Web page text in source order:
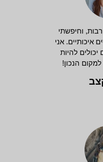
וחיפשתי
איכותיים. אני
להיות
הנכון!